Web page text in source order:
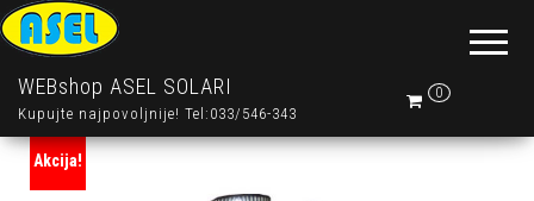
WEBshop ASEL SOLARI
Kupujte najpovoljnije! Tel:033/546-343
0
Akcija!